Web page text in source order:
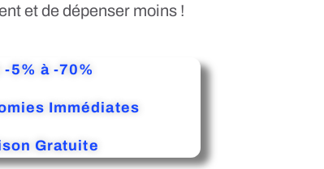
et de dépenser moins !
-5% à -70%
Immédiates
Gratuite